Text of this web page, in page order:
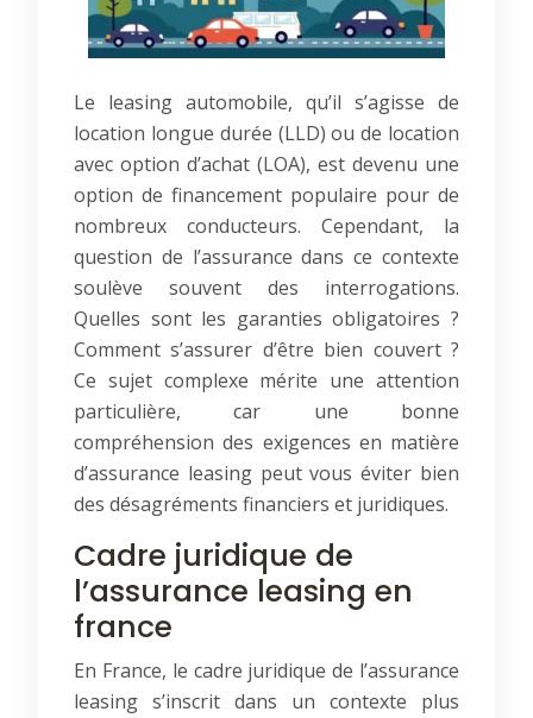
Le leasing automobile, qu’il s’agisse de
location longue durée (LLD) ou de location
avec option d’achat (LOA), est devenu une
option de financement populaire pour de
nombreux conducteurs. Cependant, la
question de l’assurance dans ce contexte
soulève souvent des interrogations.
Quelles sont les garanties obligatoires ?
Comment s’assurer d’être bien couvert ?
Ce sujet complexe mérite une attention
particulière, car une bonne
compréhension des exigences en matière
d’assurance leasing peut vous éviter bien
des désagréments financiers et juridiques.
Cadre juridique de
l’assurance leasing en
france
En France, le cadre juridique de l’assurance
leasing s’inscrit dans un contexte plus